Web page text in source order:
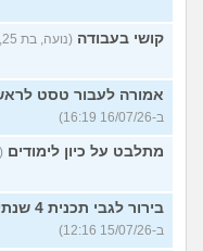
קושי בעבודה (נועה, בת 25, כתבה ב-16/07/26 16:28)
אמורה לעבור טסט
ב-16/07/26 16:19)
מתלבט על כיון לימודים
בירור לגבי תכנית 4 שנתית לרפואה
ב-15/07/26 12:16)